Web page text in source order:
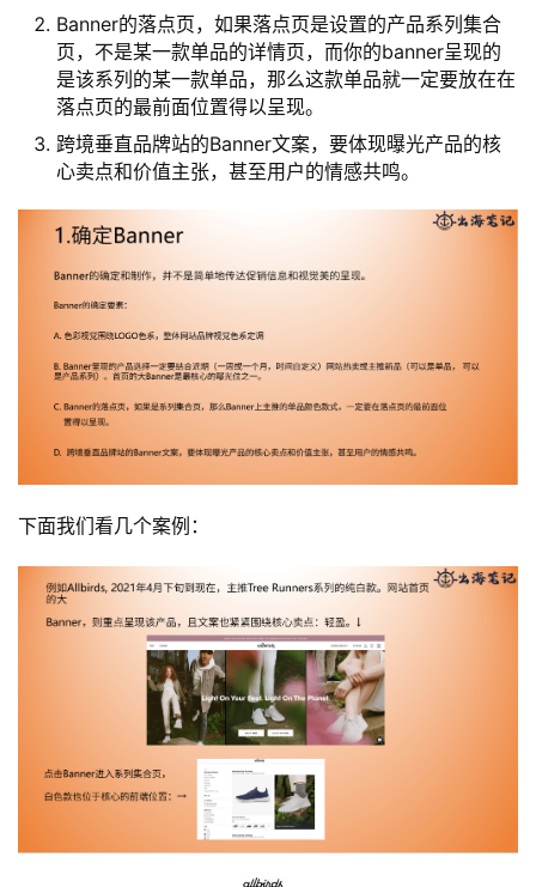
Banner的落点页，如果落点页是设置的产品系列集合
页，不是某一款单品的详情页，而你的banner呈现的
是该系列的某一款单品，那么这款单品就一定要放在在
落点页的最前面位置得以呈现。
跨境垂直品牌站的Banner文案，要体现曝光产品的核
心卖点和价值主张，甚至用户的情感共鸣。
下面我们看几个案例：